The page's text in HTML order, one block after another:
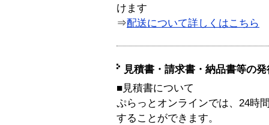
けます
⇒配送について詳しくはこちら
見積書・請求書・納品書等の
■見積書について
ぷらっとオンラインでは、24時
することができます。